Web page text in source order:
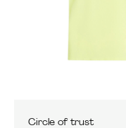
Circle of trust